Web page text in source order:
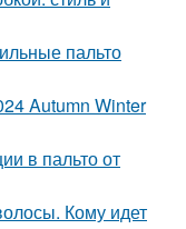
пальто
Autumn Winter
в пальто от
Кому идет